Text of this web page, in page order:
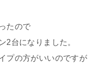
たので
2台になりました。
プの方がいいのですが